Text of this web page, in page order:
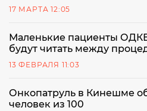
17 МАРТА 12:05
Маленькие пациенты
будут читать между
13 ФЕВРАЛЯ 11:03
Онкопатруль в Кинешме
человек из 100